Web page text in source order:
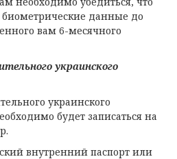
данные до
вам 6-месячного
украинского
украинского
будет записаться на
внутренний паспорт или